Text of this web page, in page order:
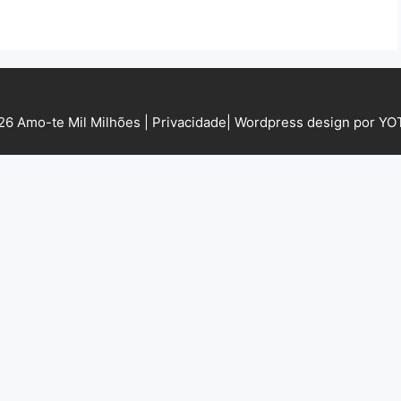
Amo-te Mil Milhões | Privacidade Wordpress design por